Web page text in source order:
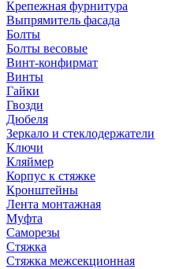
Крепежная фурнитура
Выпрямитель фасада
Болты
Болты весовые
Винт-конфирмат
Винты
Гайки
Гвозди
Дюбеля
Зеркало и стеклодержатели
Ключи
Кляймер
Корпус к стяжке
Кронштейны
Лента монтажная
Муфта
Саморезы
Стяжка
Стяжка межсекционная